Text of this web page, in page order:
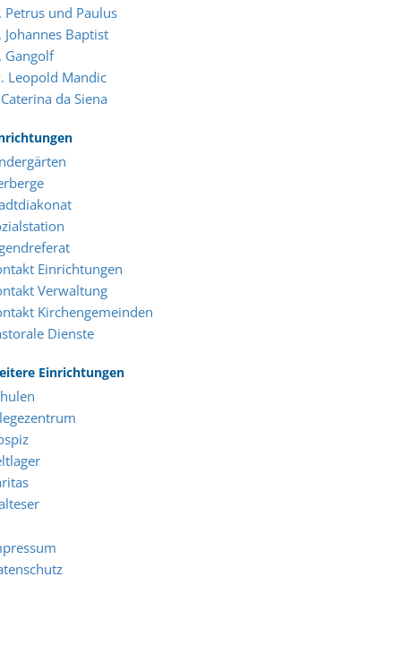
Petrus und Paulus
Johannes Baptist
Gangolf
Leopold Mandic
da Siena
Einrichtungen
Verwaltung
Kirchengemeinden
Dienste
Einrichtungen